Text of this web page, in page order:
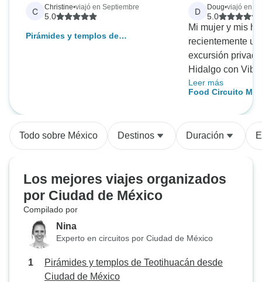
C Christine•viajó en Septiembre
5.0
Pirámides y templos de
D Doug•viajó en
5.0
Mi mujer y mis
recientemente
excursión
Hidalgo con
Tony, fue
informado,
movimiento. Las
Tolantongo
destacado, y los
un espectáculo
el museo de las
agradecimiento
Leer más
Food Circuito
termales, pulque
Todo sobre México Destinos Duración
Los mejores viajes organizados
por Ciudad de México
Compilado por
Nina
Experto en circuitos por Ciudad de México
Pirámides y templos de Teotihuacán desde
Ciudad de México